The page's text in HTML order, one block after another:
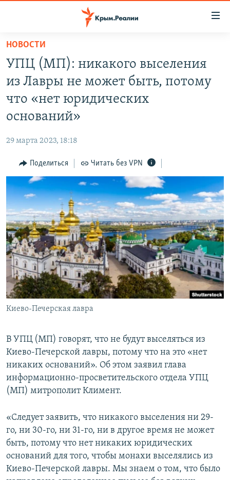
Вернуться
основному
содержанию
главной
Вернутся
поиску
НОВОСТИ
СПЕЦПРОЕКТЫ
КАРТА ВОЕННЫХ ОБЪЕКТОВ КРЫМА
ИНТЕРАКТИВ
ИНФОГРАФИКА
ТЕЛЕПРОЕКТ КРЫМ.РЕАЛИИ
СОВЕТЫ ПРАВОЗАЩИТНИКОВ
ПРОПАВШИЕ БЕЗ ВЕСТИ
ПОБЕДИТЕЛЕЙ НЕ СУДЯТ?
КРЫМ.НЕПОКОРЕННЫЙ
ELIFBE
УКРАИНСКАЯ ПРОБЛЕМА КРЫМА
РАДІО СВОБОДА
КАК ОБОЙТИ БЛОКИРОВКУ
Українською
Qırımtatar
ПРИСОЕДИНЯЙТЕСЬ!
Все сайты RFE/RL
НОВОСТИ
УПЦ (МП): никакого выселения
из Лавры не может быть, потому
что «нет юридических
оснований»
29 марта 2023, 18:18
Поделиться Читать без VPN
Киево-Печерская лавра
В УПЦ (МП) говорят, что не будут выселяться из
Киево-Печерской лавры, потому что на это «нет
никаких оснований». Об этом заявил глава
информационно-просветительского отдела УПЦ
(МП) митрополит Климент.
«Следует заявить, что никакого выселения ни 29-
го, ни 30-го, ни 31-го, ни в другое время не может
быть, потому что нет никаких юридических
оснований для того, чтобы монахи выселялись из
Киево-Печерской лавры. Мы знаем о том, что было